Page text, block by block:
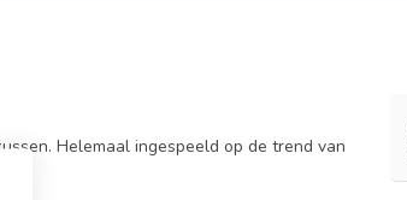
Helemaal ingespeeld op de trend van